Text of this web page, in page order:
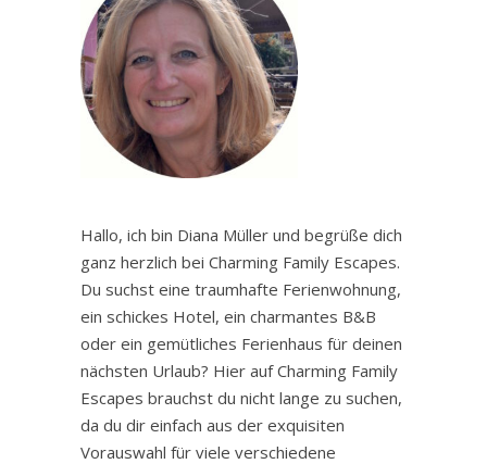
Hallo, ich bin Diana Müller und begrüße dich
ganz herzlich bei Charming Family Escapes.
Du suchst eine traumhafte Ferienwohnung,
ein schickes Hotel, ein charmantes B&B
oder ein gemütliches Ferienhaus für deinen
nächsten Urlaub? Hier auf Charming Family
Escapes brauchst du nicht lange zu suchen,
da du dir einfach aus der exquisiten
Vorauswahl für viele verschiedene